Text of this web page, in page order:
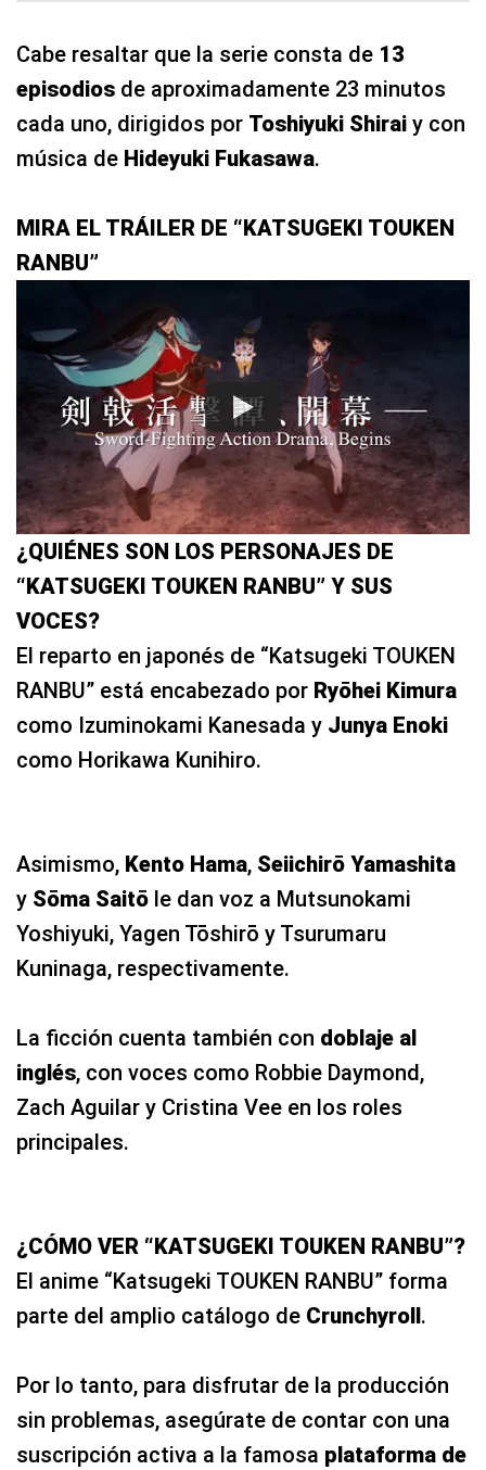
Cabe resaltar que la serie consta de 13
episodios de aproximadamente 23 minutos
cada uno, dirigidos por Toshiyuki Shirai y con
música de Hideyuki Fukasawa.
MIRA EL TRÁILER DE “KATSUGEKI TOUKEN
RANBU”
¿QUIÉNES SON LOS PERSONAJES DE
“KATSUGEKI TOUKEN RANBU” Y SUS
VOCES?
El reparto en japonés de “Katsugeki TOUKEN
RANBU” está encabezado por Ryōhei Kimura
como Izuminokami Kanesada y Junya Enoki
como Horikawa Kunihiro.
Asimismo, Kento Hama, Seiichirō Yamashita
y Sōma Saitō le dan voz a Mutsunokami
Yoshiyuki, Yagen Tōshirō y Tsurumaru
Kuninaga, respectivamente.
La ficción cuenta también con doblaje al
inglés, con voces como Robbie Daymond,
Zach Aguilar y Cristina Vee en los roles
principales.
¿CÓMO VER “KATSUGEKI TOUKEN RANBU”?
El anime “Katsugeki TOUKEN RANBU” forma
parte del amplio catálogo de Crunchyroll .
Por lo tanto, para disfrutar de la producción
sin problemas, asegúrate de contar con una
suscripción activa a la famosa plataforma de